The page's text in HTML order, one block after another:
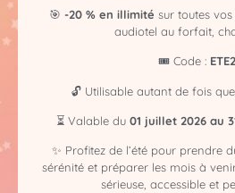
précision, vous aidant ainsi à
préparer aux situations à venir.
💫 Pourquoi choisir
médium pré cognitif,
clairaudient et le
Médium ?
🎯 -20 % en illimité sur toutes
audiotel au forfait,
🎟️ Code :
🔓 Utilisable autant de fois
⏳ Valable du 01 juillet 2026 au
✨ Profitez de l’été pour prendre
sérénité et préparer les mois à
sérieuse, accessible et